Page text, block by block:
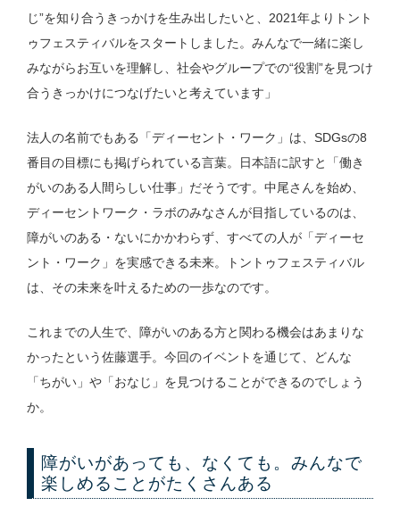
じ”を知り合うきっかけを生み出したいと、2021年よりトント
ゥフェスティバルをスタートしました。みんなで一緒に楽し
みながらお互いを理解し、社会やグループでの“役割”を見つけ
合うきっかけにつなげたいと考えています」
法人の名前でもある「ディーセント・ワーク」は、SDGsの8
番目の目標にも掲げられている言葉。日本語に訳すと「働き
がいのある人間らしい仕事」だそうです。中尾さんを始め、
ディーセントワーク・ラボのみなさんが目指しているのは、
障がいのある・ないにかかわらず、すべての人が「ディーセ
ント・ワーク」を実感できる未来。トントゥフェスティバル
は、その未来を叶えるための一歩なのです。
これまでの人生で、障がいのある方と関わる機会はあまりな
かったという佐藤選手。今回のイベントを通じて、どんな
「ちがい」や「おなじ」を見つけることができるのでしょう
か。
障がいがあっても、なくても。みんなで
楽しめることがたくさんある